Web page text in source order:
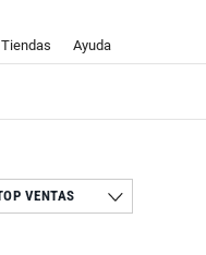
Tiendas Ayuda